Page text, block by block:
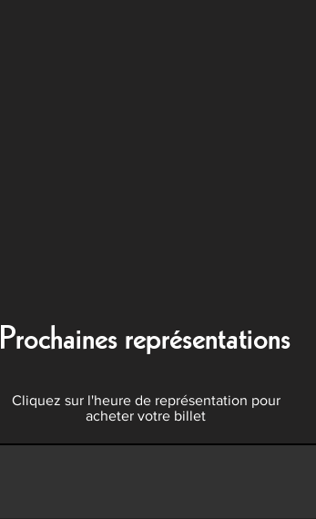
Prochaines représentations
Cliquez sur l'heure de représentation pour
acheter votre billet